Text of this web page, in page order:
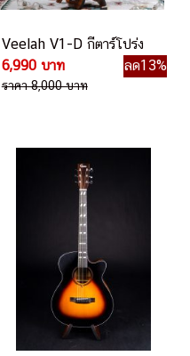
Veelah V1-D กีตาร์โปร่ง
6,990 บาท
ลด13%
ราคา 8,000 บาท